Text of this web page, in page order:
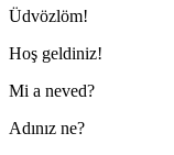
Üdvözlöm!
Hoş geldiniz!
Mi a neved?
Adınız ne?